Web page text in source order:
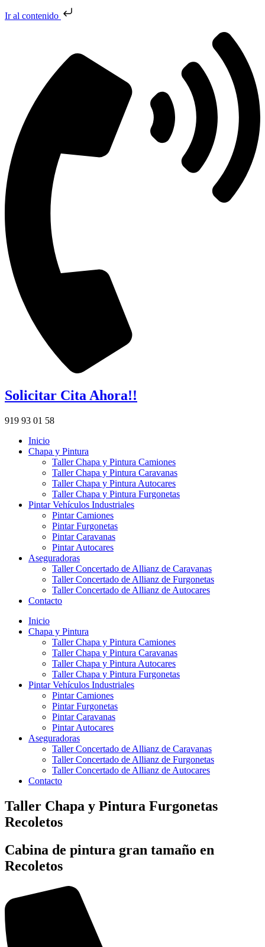
Ir al contenido
Solicitar Cita Ahora!!
919 93 01 58
Inicio
Chapa y Pintura
Taller Chapa y Pintura Camiones
Taller Chapa y Pintura Caravanas
Taller Chapa y Pintura Autocares
Taller Chapa y Pintura Furgonetas
Pintar Vehículos Industriales
Pintar Camiones
Pintar Furgonetas
Pintar Caravanas
Pintar Autocares
Aseguradoras
Taller Concertado de Allianz de Caravanas
Taller Concertado de Allianz de Furgonetas
Taller Concertado de Allianz de Autocares
Contacto
Inicio
Chapa y Pintura
Taller Chapa y Pintura Camiones
Taller Chapa y Pintura Caravanas
Taller Chapa y Pintura Autocares
Taller Chapa y Pintura Furgonetas
Pintar Vehículos Industriales
Pintar Camiones
Pintar Furgonetas
Pintar Caravanas
Pintar Autocares
Aseguradoras
Taller Concertado de Allianz de Caravanas
Taller Concertado de Allianz de Furgonetas
Taller Concertado de Allianz de Autocares
Contacto
Taller Chapa y Pintura Furgonetas
Recoletos
Cabina de pintura gran tamaño en
Recoletos